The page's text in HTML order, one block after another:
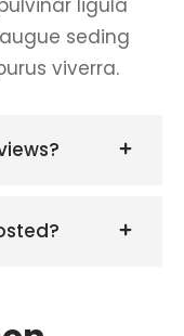
ligula
seding
viverra.